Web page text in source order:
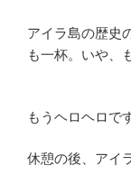
アイラ島の歴史
も一杯。いや、
もうヘロヘロで
休憩の後、アイ